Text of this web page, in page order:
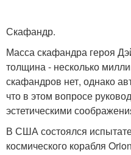
Скафандр.
Масса скафандра героя
толщина - несколько
скафандров нет, однако
что в этом вопросе
эстетическими
В США состоялся
космического корабля